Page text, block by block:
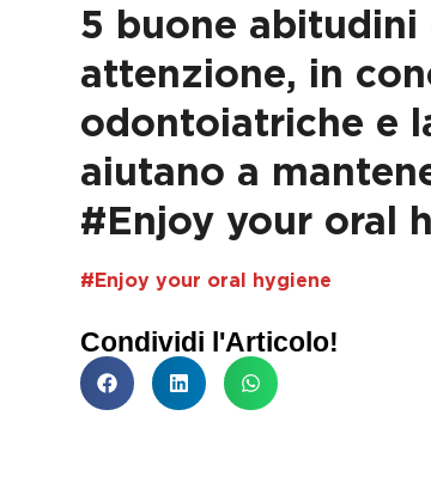
5 buone abitudini
attenzione, in
odontoiatriche e
aiutano a
#Enjoy your oral
#Enjoy your oral hygiene
Condividi l'Articolo!
corretto
se un impianto dentale
Cause, segnali e passi
per gestire l’urgenza in
sicu...
Leggi di più
igiene